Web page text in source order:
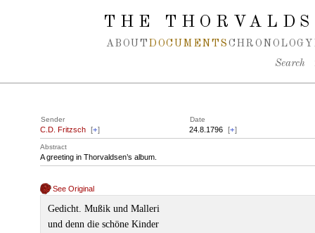
Spring navigation over
THE
ABOUT DOCUMENTS CHRONOLOGY
Search
Sender Date
C.D. Fritzsch [+] 24.8.1796 [+]
Abstract
A greeting in Thorvaldsen’s album.
See Original
Gedicht. Mußik und Malleri
und denn die schöne Kinder